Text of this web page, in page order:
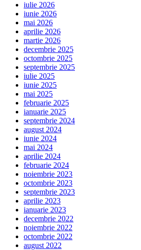
iulie 2026
iunie 2026
mai 2026
aprilie 2026
martie 2026
decembrie 2025
octombrie 2025
septembrie 2025
iulie 2025
iunie 2025
mai 2025
februarie 2025
ianuarie 2025
septembrie 2024
august 2024
iunie 2024
mai 2024
aprilie 2024
februarie 2024
noiembrie 2023
octombrie 2023
septembrie 2023
aprilie 2023
ianuarie 2023
decembrie 2022
noiembrie 2022
octombrie 2022
august 2022